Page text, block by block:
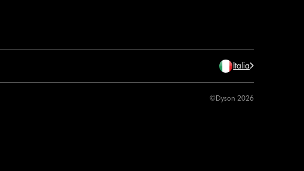
Italia
©Dyson 2026